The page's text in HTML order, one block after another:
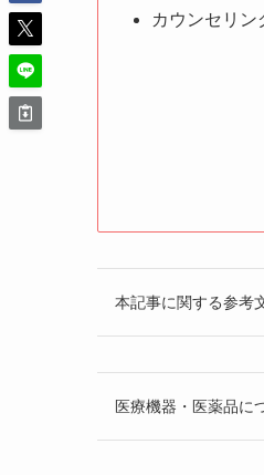
カウンセリン
本記事に関する参考
医療機器・医薬品に